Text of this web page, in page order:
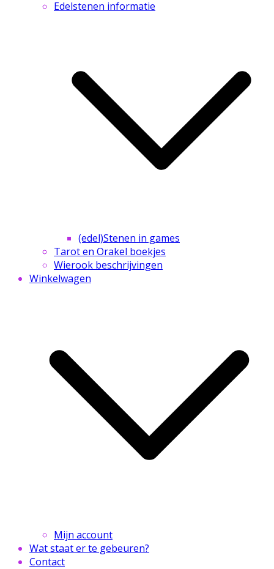
Edelstenen informatie
(edel)Stenen in games
Tarot en Orakel boekjes
Wierook beschrijvingen
Winkelwagen
Mijn account
Wat staat er te gebeuren?
Contact